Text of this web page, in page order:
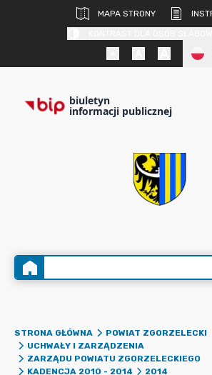
MAPA STRONY
biuletyn
informacji publicznej
STRONA GŁÓWNA
POWIAT ZGORZELECKI
UCHWAŁY I ZARZĄDZENIA
ZARZĄDU POWIATU ZGORZELECKIEGO
KADENCJA 2010 - 2014
2014